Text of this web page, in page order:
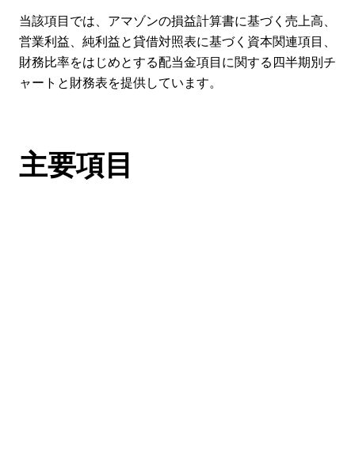
当該項目では、アマゾンの損益計算書に基づく売上高、
営業利益、純利益と貸借対照表に基づく資本関連項目、
財務比率をはじめとする配当金項目に関する四半期別チ
ャートと財務表を提供しています。
主要項目